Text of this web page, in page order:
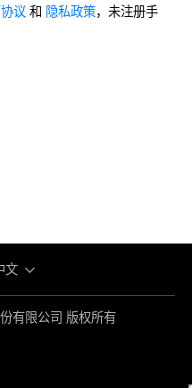
议 和 隐私政策，未注册手
文
有限公司 版权所有